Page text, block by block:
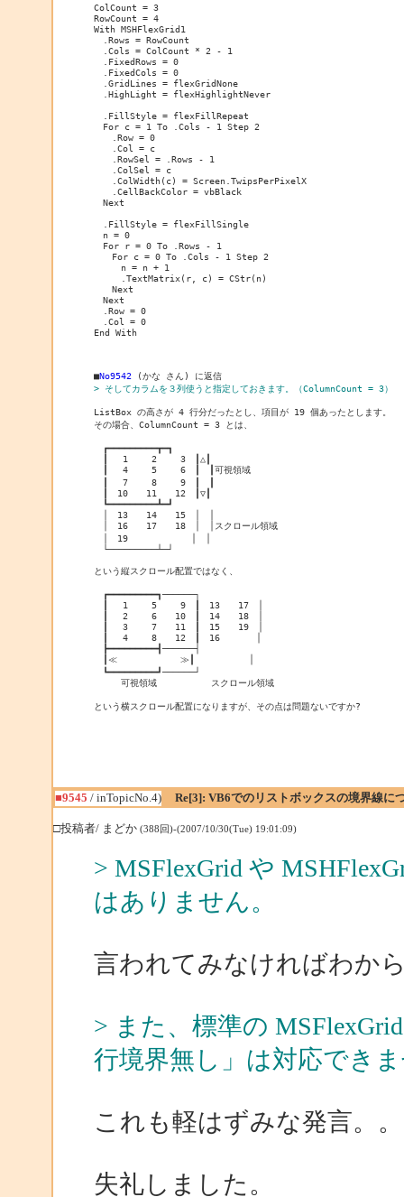
ColCount = 3
RowCount = 4
With MSHFlexGrid1
.Rows = RowCount
.Cols = ColCount * 2 - 1
.FixedRows = 0
.FixedCols = 0
.GridLines = flexGridNone
.HighLight = flexHighlightNever
.FillStyle = flexFillRepeat
For c = 1 To .Cols - 1 Step 2
.Row = 0
.Col = c
.RowSel = .Rows - 1
.ColSel = c
.ColWidth(c) = Screen.TwipsPerPixelX
.CellBackColor = vbBlack
Next
.FillStyle = flexFillSingle
n = 0
For r = 0 To .Rows - 1
For c = 0 To .Cols - 1 Step 2
n = n + 1
.TextMatrix(r, c) = CStr(n)
Next
Next
.Row = 0
.Col = 0
End With
■No9542
(かな さん) に返信
> そしてカラムを３列使うと指定しておきます。（ColumnCount = 3）
ListBox の高さが 4 行分だったとし、項目が 19 個あったとします。
その場合、ColumnCount = 3 とは、
┏━━━━━━━━━┳━┓
┃　 1　　 2　　 3　┃△┃
┃　 4　　 5　　 6　┃　┃可視領域
┃　 7　　 8　　 9　┃　┃
┃　10　　11　　12　┃▽┃
┗━━━━━━━━━┻━┛
│　13　　14　　15　│　│
│　16　　17　　18　│　│スクロール領域
│　19　　　　　　　│　│
└─────────┴─┘
という縦スクロール配置ではなく、
┏━━━━━━━━━┓──────┐
┃　 1　　 5　　 9　┃　13　　17　│
┃　 2　　 6　　10　┃　14　　18　│
┃　 3　　 7　　11　┃　15　　19　│
┃　 4　　 8　　12　┃　16　　　　│
┣━━━━━━━━━┫──────┤
┃≪　　　　　　　≫┃　　　　　　│
┗━━━━━━━━━┛──────┘
可視領域　　　　　　スクロール領域
という横スクロール配置になりますが、その点は問題ないですか?
■9545 / inTopicNo.4) Re[3]: VB6でのリストボックスの境界線に
□投稿者/ まどか (388回)-(2007/10/30(Tue) 19:01:09)
> MSFlexGrid や
はありません。
言われてみなければわか
> また、標準の
行境界無し」は対応でき
これも軽はずみな発言。
失礼しました。